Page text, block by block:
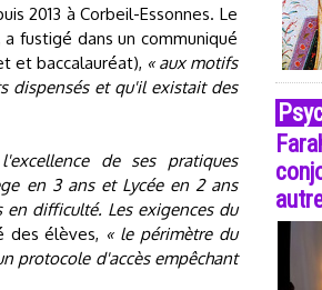
2013 à Corbeil-Essonnes. Le
fustigé dans un communiqué
et baccalauréat), « aux motifs
dispensés et qu'il existait des
de ses pratiques
en 3 ans et Lycée en 2 ans
difficulté. Les exigences du
des élèves, « le périmètre du
protocole d'accès empêchant